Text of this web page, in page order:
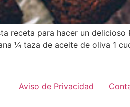
receta para hacer un
¼ taza de aceite de oliva 1
Aviso de Privacidad